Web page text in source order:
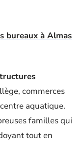
bureaux à Almas
commerces
aquatique.
familles qui
tout en